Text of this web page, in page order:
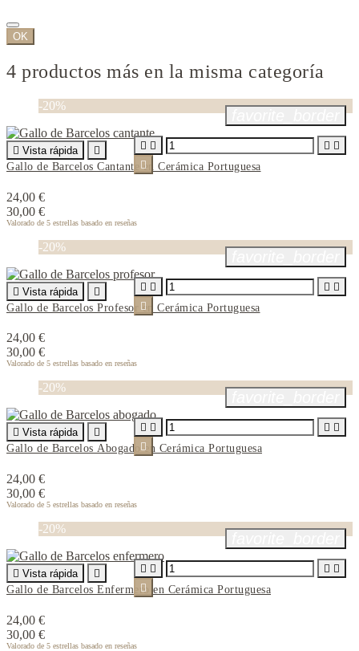
OK
4 productos más en la misma categoría
-20%
 Vista rápida

Gallo de Barcelos Cantante en Cerámica Portuguesa
24,00 €
30,00 €
Valorado de 5 estrellas basado en reseñas
   

-20%
 Vista rápida

Gallo de Barcelos Profesor en Cerámica Portuguesa
24,00 €
30,00 €
Valorado de 5 estrellas basado en reseñas
   

-20%
 Vista rápida

Gallo de Barcelos Abogado en Cerámica Portuguesa
24,00 €
30,00 €
Valorado de 5 estrellas basado en reseñas
   

-20%
 Vista rápida

Gallo de Barcelos Enfermero en Cerámica Portuguesa
24,00 €
30,00 €
Valorado de 5 estrellas basado en reseñas
   
